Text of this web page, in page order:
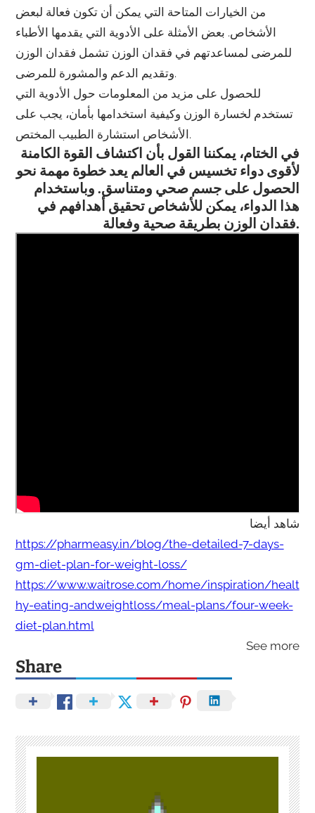
من الخيارات المتاحة التي يمكن أن تكون فعالة لبعض
الأشخاص. بعض الأمثلة على الأدوية التي يقدمها الأطباء
للمرضى لمساعدتهم في فقدان الوزن تشمل فقدان الوزن
وتقديم الدعم والمشورة للمرضى.
للحصول على مزيد من المعلومات حول الأدوية التي
تستخدم لخسارة الوزن وكيفية استخدامها بأمان، يجب على
الأشخاص استشارة الطبيب المختص.
في الختام، يمكننا القول بأن اكتشاف القوة الكامنة
لأقوى دواء تخسيس في العالم يعد خطوة مهمة نحو
الحصول على جسم صحي ومتناسق. وباستخدام
هذا الدواء، يمكن للأشخاص تحقيق أهدافهم في
فقدان الوزن بطريقة صحية وفعالة.
شاهد أيضا
https://pharmeasy.in/blog/the-detailed-7-days-
gm-diet-plan-for-weight-loss/
https://www.waitrose.com/home/inspiration/healt
hy-eating-andweightloss/meal-plans/four-week-
diet-plan.html
See more
Share